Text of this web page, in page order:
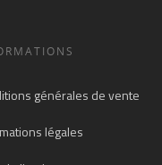
générales de vente
légales